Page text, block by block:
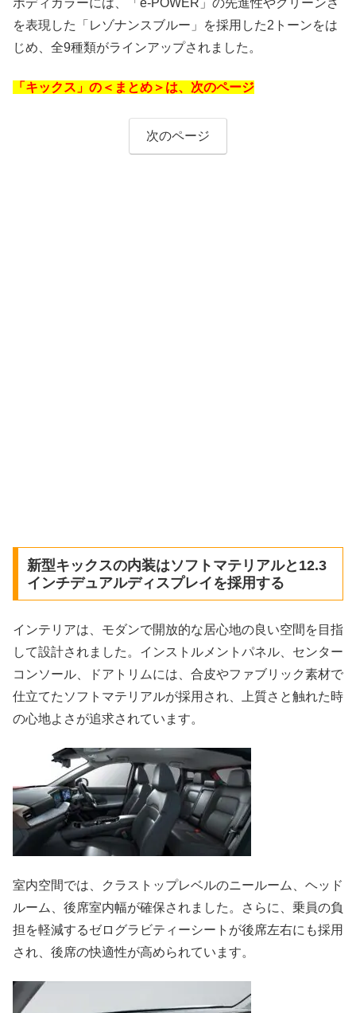
を表現した「レゾナンスブルー」を採用した2トーンをは
じめ、全9種類がラインアップされました。
「キックス」の＜まとめ＞は、次のページ
次のページ
新型キックスの内装はソフトマテリアルと12.3
インチデュアルディスプレイを採用する
インテリアは、モダンで開放的な居心地の良い空間を目指
して設計されました。インストルメントパネル、センター
コンソール、ドアトリムには、合皮やファブリック素材で
仕立てたソフトマテリアルが採用され、上質さと触れた時
の心地よさが追求されています。
室内空間では、クラストップレベルのニールーム、ヘッド
ルーム、後席室内幅が確保されました。さらに、乗員の負
担を軽減するゼログラビティーシートが後席左右にも採用
され、後席の快適性が高められています。